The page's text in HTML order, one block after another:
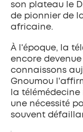
son plateau le
de pionnier de
africaine.
À l'époque, la
encore
connaissons
Gnoumou
la
une nécessité
souvent